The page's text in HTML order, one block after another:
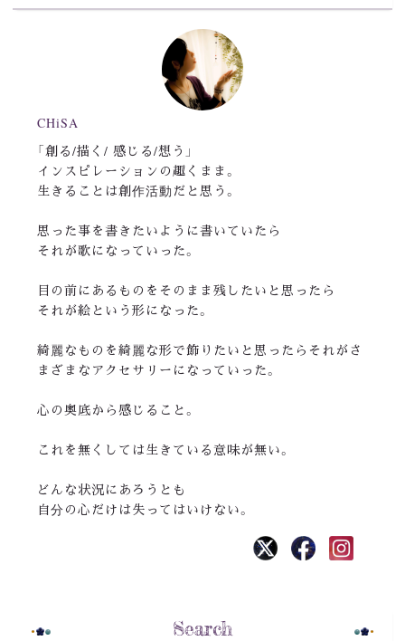
CHiSA
「創る/描く/ 感じる/想う」
インスピレーションの趣くまま。
生きることは創作活動だと思う。
思った事を書きたいように書いていたら
それが歌になっていった。
目の前にあるものをそのまま残したいと思ったら
それが絵という形になった。
綺麗なものを綺麗な形で飾りたいと思ったらそれがさ
まざまなアクセサリーになっていった。
心の奥底から感じること。
これを無くしては生きている意味が無い。
どんな状況にあろうとも
自分の心だけは失ってはいけない。
Search